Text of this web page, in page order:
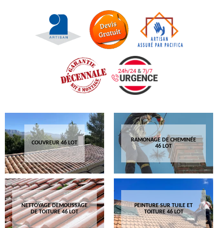
COUVREUR 46 LOT
RAMONAGE DE CHEMINÉE
46 LOT
NETTOYAGE DEMOUSSAGE
DE TOITURE 46 LOT
PEINTURE SUR TUILE ET
TOITURE 46 LOT